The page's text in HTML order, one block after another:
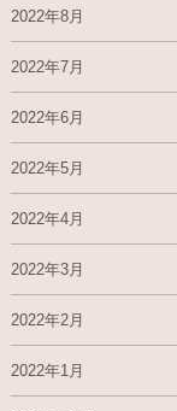
2022年8月
2022年7月
2022年6月
2022年5月
2022年4月
2022年3月
2022年2月
2022年1月